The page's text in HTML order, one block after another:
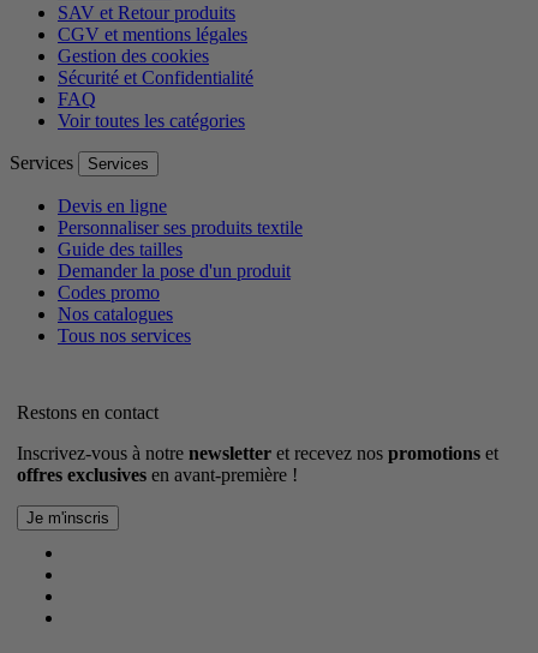
SAV et Retour produits
CGV et mentions légales
Gestion des cookies
Sécurité et Confidentialité
FAQ
Voir toutes les catégories
Services Services
Devis en ligne
Personnaliser ses produits textile
Guide des tailles
Demander la pose d'un produit
Codes promo
Nos catalogues
Tous nos services
Restons en contact
Inscrivez-vous à notre newsletter et recevez nos promotions et
offres exclusives en avant-première !